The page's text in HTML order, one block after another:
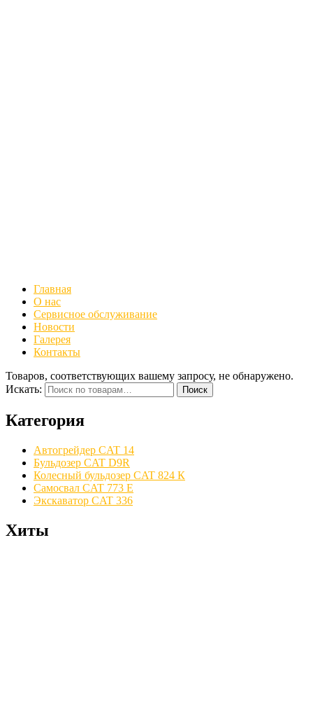
Главная
О нас
Сервисное обслуживание
Новости
Галерея
Контакты
Товаров, соответствующих вашему запросу, не обнаружено.
Искать:
Поиск
Категория
Автогрейдер CAT 14
Бульдозер CAT D9R
Колесный бульдозер CAT 824 К
Самосвал CAT 773 E
Экскаватор CAT 336
Хиты